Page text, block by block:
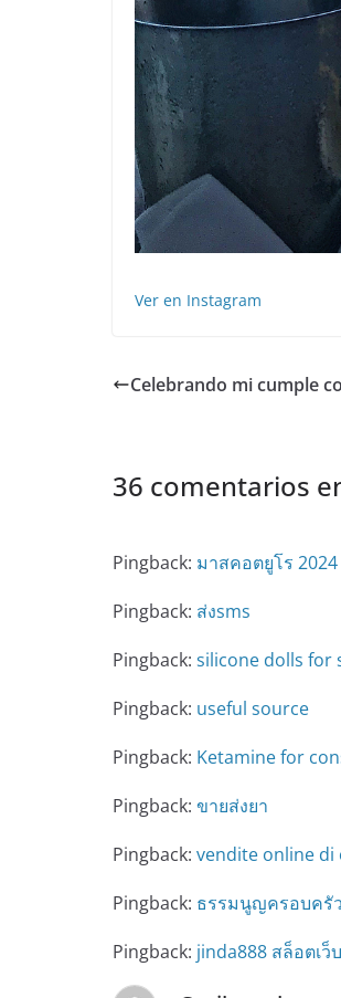
Ver en Instagram
Celebrando mi cumple
36 comentarios
Pingback: มาสคอตยูโร
Pingback: ส่งsms
Pingback: silicone dolls for
Pingback: useful source
Pingback: Ketamine for
Pingback: ขายส่งยา
Pingback: vendite online di
Pingback: ธรรมนูญครอบครัว
Pingback: jinda888 สล็อตเ